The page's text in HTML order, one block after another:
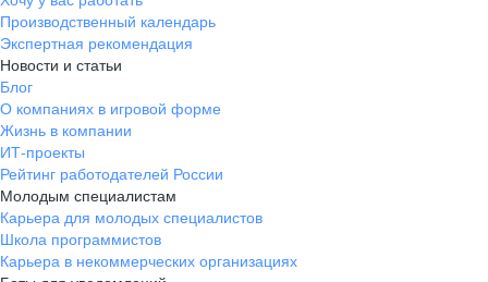
Производственный календарь
Экспертная рекомендация
Новости и статьи
Блог
О компаниях в игровой форме
Жизнь в компании
ИТ-проекты
Рейтинг работодателей России
Молодым специалистам
Карьера для молодых специалистов
Школа программистов
Карьера в некоммерческих организациях